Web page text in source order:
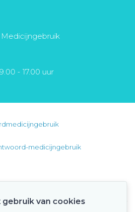
- 17.00 uur
medicijngebruik
van cookies